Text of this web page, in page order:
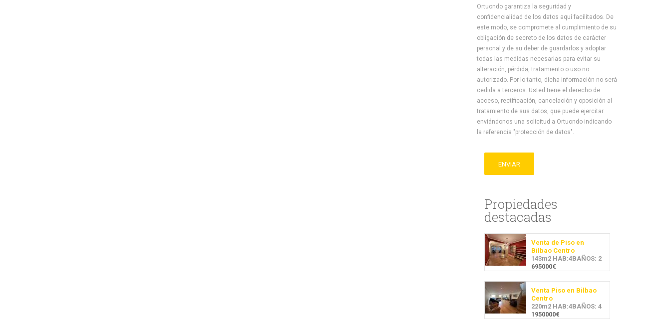
Ortuondo garantiza la seguridad y
confidencialidad de los datos aquí facilitados. De
este modo, se compromete al cumplimiento de su
obligación de secreto de los datos de carácter
personal y de su deber de guardarlos y adoptar
todas las medidas necesarias para evitar su
alteración, pérdida, tratamiento o uso no
autorizado. Por lo tanto, dicha información no será
cedida a terceros. Usted tiene el derecho de
acceso, rectificación, cancelación y oposición al
tratamiento de sus datos, que puede ejercitar
enviándonos una solicitud a Ortuondo indicando
la referencia "protección de datos".
ENVIAR
Propiedades
destacadas
Venta de Piso en
Bilbao Centro
143m2 HAB:4BAÑOS: 2
695000€
Venta Piso en Bilbao
Centro
220m2 HAB:4BAÑOS: 4
1950000€